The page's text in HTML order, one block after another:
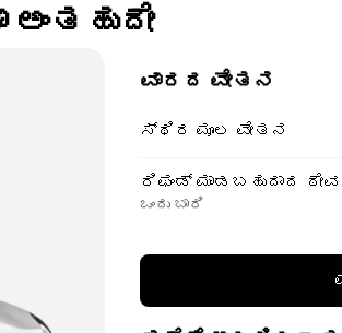
ಅಂತಹುದೇ
ವಾರದ ವೇತನ
ಸ್ಥಿರ ಮೂಲ ವೇತನ
ರಿಫಂಡ್ ಮಾಡಬಹುದಾದ
ಒಂದು ಬಾರಿ